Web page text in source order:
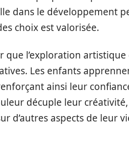
dans le développement
choix est valorisée.
l’exploration
Les enfants
ainsi leur
décuple leur
d’autres aspects de leur